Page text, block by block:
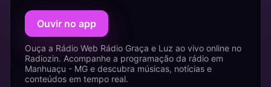
Ouvir no app
Ouça a Rádio Web Rádio Graça e Luz ao vivo online no
Radiozin. Acompanhe a programação da rádio em
Manhuaçu - MG e descubra músicas, notícias e
conteúdos em tempo real.